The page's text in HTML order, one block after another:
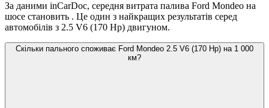
За даними inCarDoc, середня витрата палива Ford Mondeo на
шосе становить . Це один з найкращих результатів серед
автомобілів з 2.5 V6 (170 Hp) двигуном.
Скільки пального споживає Ford Mondeo 2.5 V6 (170 Hp) на 1 000
км?